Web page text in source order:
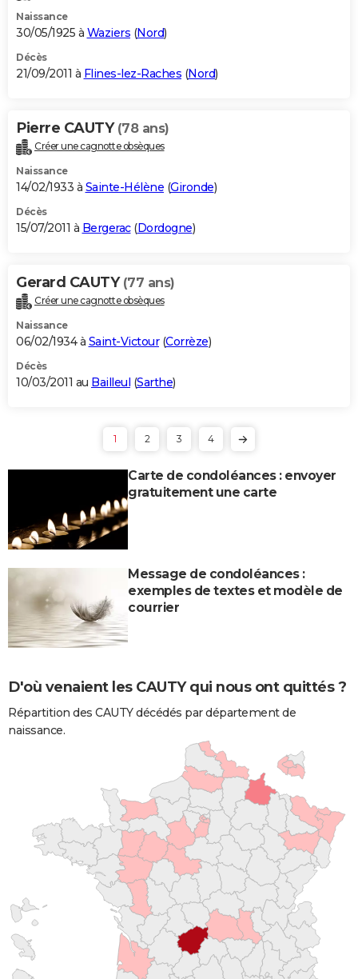
Naissance
30/05/1925 à Waziers (Nord)
Décès
21/09/2011 à Flines-lez-Raches (Nord)
Pierre CAUTY (78 ans)
Créer une cagnotte obsèques
Naissance
14/02/1933 à Sainte-Hélène (Gironde)
Décès
15/07/2011 à Bergerac(Dordogne)
Gerard CAUTY (77 ans)
Créer une cagnotte obsèques
Naissance
06/02/1934 à Saint-Victour(Corrèze)
Décès
10/03/2011 au Bailleul (Sarthe)
1 2 3 4
Carte de condoléances : envoyer
gratuitement une carte
Message de condoléances :
exemples de textes et modèle de
courrier
D'où venaient les CAUTY qui nous ont quittés ?
Répartition des CAUTY décédés par département de
naissance.